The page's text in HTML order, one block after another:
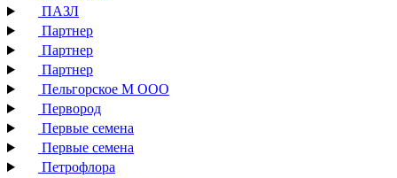
ПАЗЛ
Партнер
Партнер
Партнер
Пельгорское М ООО
Первород
Первые семена
Первые семена
Петрофлора